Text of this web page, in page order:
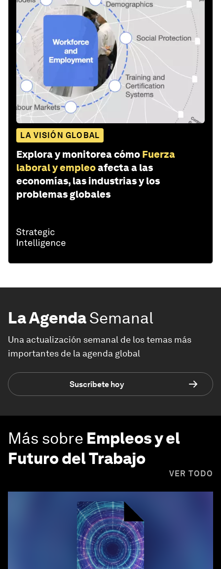
LA VISIÓN GLOBAL
Explora y monitorea cómo Fuerza
laboral y empleoafecta a las
economías, las industrias y los
problemas globales
La AgendaSemanal
Una actualización semanal de los temas más
importantes de la agenda global
Suscríbete hoy
Más sobre Empleos y el
Futuro del Trabajo
VER TODO